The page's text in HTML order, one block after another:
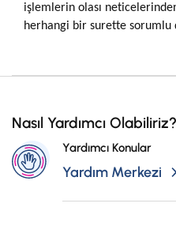
işlemlerin olası neticelerinden
herhangi bir surette
Nasıl Yardımcı Olabiliriz?
Yardımcı Konular
Yardım Merkezi